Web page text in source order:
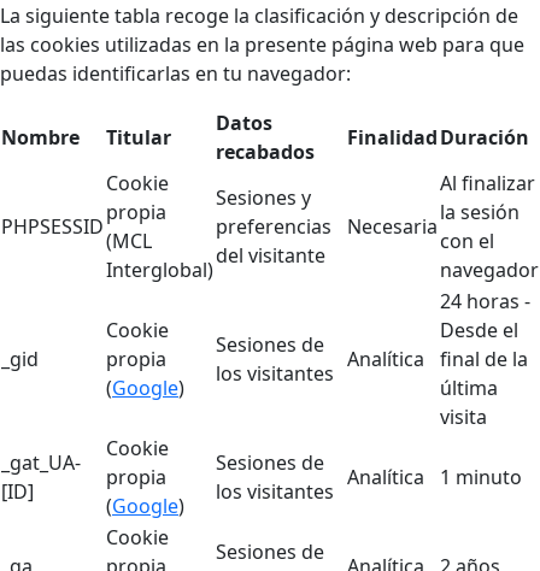
La siguiente tabla recoge la clasificación y descripción de
las cookies utilizadas en la presente página web para que
puedas identificarlas en tu navegador:
Nombre Titular
Datos
recabados
FinalidadDuración
PHPSESSID
Cookie
propia
(MCL
Interglobal)
Sesiones y
preferencias
del visitante
Necesaria
Al finalizar
la sesión
con el
navegador
_gid
Cookie
propia
(Google)
Sesiones de
los visitantes
Analítica
24 horas -
Desde el
final de la
última
visita
_gat_UA-
[ID]
Cookie
propia
(Google)
Sesiones de
los visitantes
Analítica 1 minuto
Cookie
Sesiones de